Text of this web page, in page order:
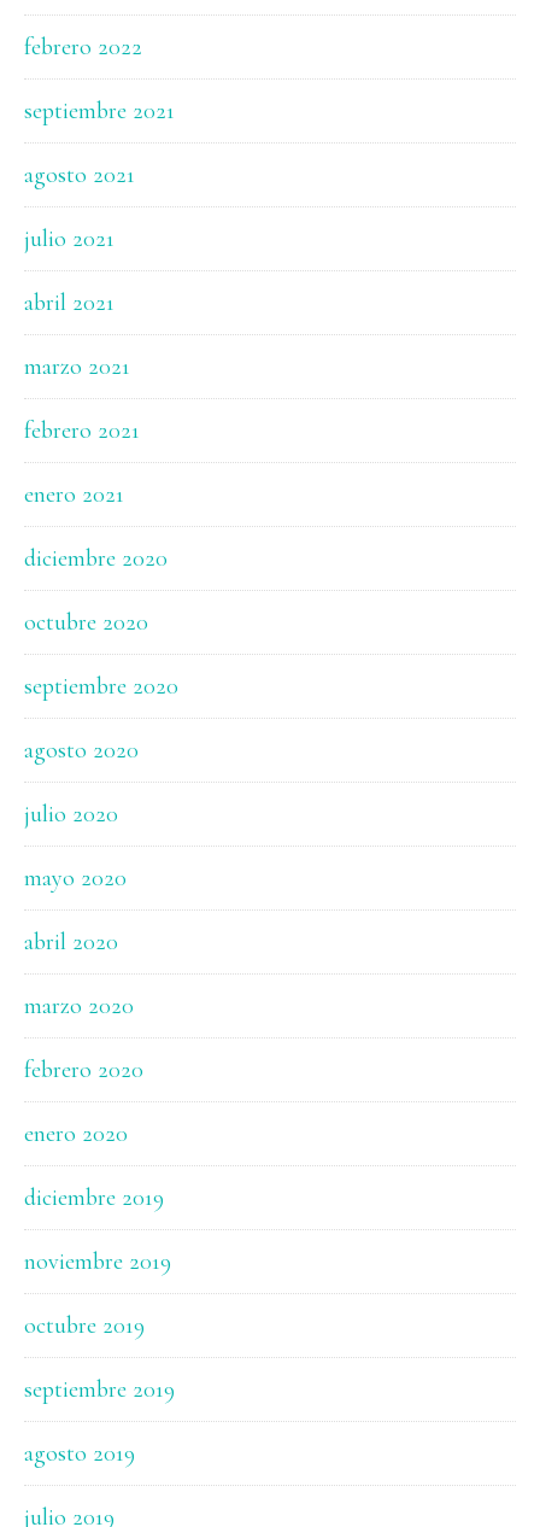
febrero 2022
septiembre 2021
agosto 2021
julio 2021
abril 2021
marzo 2021
febrero 2021
enero 2021
diciembre 2020
octubre 2020
septiembre 2020
agosto 2020
julio 2020
mayo 2020
abril 2020
marzo 2020
febrero 2020
enero 2020
diciembre 2019
noviembre 2019
octubre 2019
septiembre 2019
agosto 2019
julio 2019